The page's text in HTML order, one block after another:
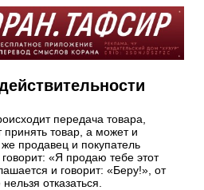
передача товара,
принять товар, а может и
же продавец и покупатель
«Я продаю тебе этот
и говорит: «Беру!», от
отказаться.